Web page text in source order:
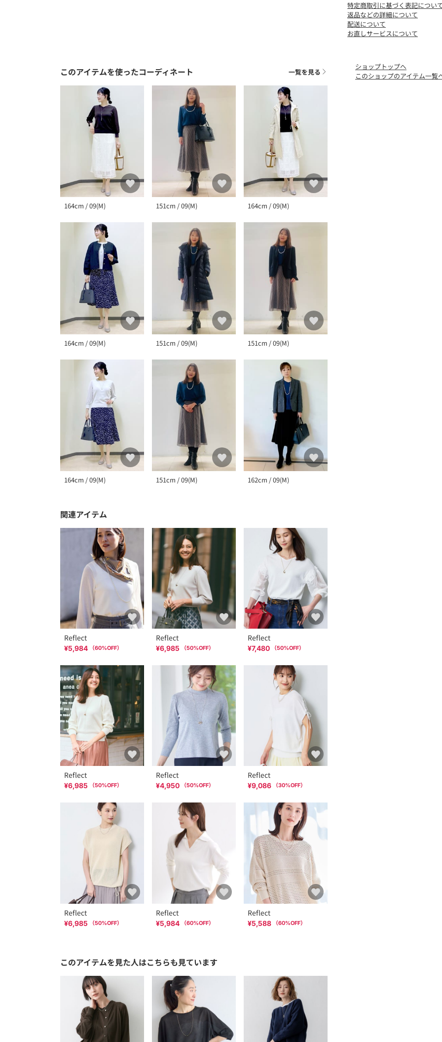
特定商取引に基づく表記につい
返品などの詳細について
配送について
お直しサービスについて
このアイテムを使ったコーディネート 一覧を見る
164cm / 09(M) 151cm / 09(M) 164cm / 09(M)
164cm / 09(M) 151cm / 09(M) 151cm / 09(M)
164cm / 09(M) 151cm / 09(M) 162cm / 09(M)
関連アイテム
Reflect
¥5,984 （60%OFF）
Reflect
¥6,985 （50%OFF）
Reflect
¥7,480 （50%OFF）
Reflect
¥6,985 （50%OFF）
Reflect
¥4,950 （50%OFF）
Reflect
¥9,086 （30%OFF）
Reflect
¥6,985 （50%OFF）
Reflect
¥5,984 （60%OFF）
Reflect
¥5,588 （60%OFF）
ショップトップへ
このショップのアイテム一覧